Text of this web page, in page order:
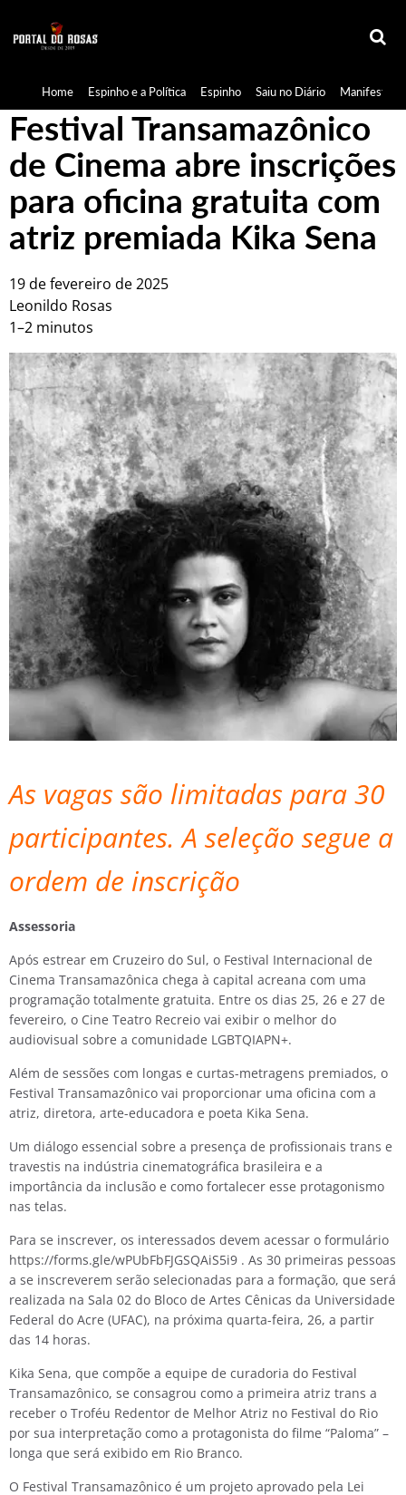
Home Espinho e a Política Espinho Saiu no Diário
Festival Transamazônico
de Cinema abre inscrições
para oficina gratuita com
atriz premiada Kika Sena
19 de fevereiro de 2025
Leonildo Rosas
1–2 minutos
As vagas são limitadas para 30
participantes. A seleção segue a
ordem de inscrição
Assessoria
Após estrear em Cruzeiro do Sul, o Festival Internacional de
Cinema Transamazônica chega à capital acreana com uma
programação totalmente gratuita. Entre os dias 25, 26 e 27 de
fevereiro, o Cine Teatro Recreio vai exibir o melhor do
audiovisual sobre a comunidade LGBTQIAPN+.
Além de sessões com longas e curtas-metragens premiados, o
Festival Transamazônico vai proporcionar uma oficina com a
atriz, diretora, arte-educadora e poeta Kika Sena.
Um diálogo essencial sobre a presença de profissionais trans e
travestis na indústria cinematográfica brasileira e a
importância da inclusão e como fortalecer esse protagonismo
nas telas.
Para se inscrever, os interessados devem acessar o formulário
https://forms.gle/wPUbFbFJGSQAiS5i9 . As 30 primeiras pessoas
a se inscreverem serão selecionadas para a formação, que será
realizada na Sala 02 do Bloco de Artes Cênicas da Universidade
Federal do Acre (UFAC), na próxima quarta-feira, 26, a partir
das 14 horas.
Kika Sena, que compõe a equipe de curadoria do Festival
Transamazônico, se consagrou como a primeira atriz trans a
receber o Troféu Redentor de Melhor Atriz no Festival do Rio
por sua interpretação como a protagonista do filme “Paloma” –
longa que será exibido em Rio Branco.
O Festival Transamazônico é um projeto aprovado pela Lei